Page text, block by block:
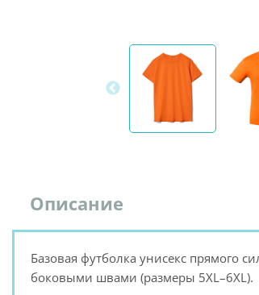
Описание
Базовая футболка унисекс прямого
боковыми швами (размеры 5XL–6XL).